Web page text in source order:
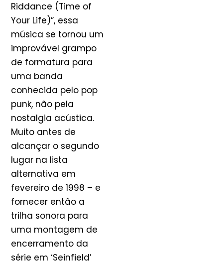
Riddance (Time of
Your Life)”, essa
música se tornou um
improvável grampo
de formatura para
uma banda
conhecida pelo pop
punk, não pela
nostalgia acústica.
Muito antes de
alcançar o segundo
lugar na lista
alternativa em
fevereiro de 1998 – e
fornecer então a
trilha sonora para
uma montagem de
encerramento da
série em ‘Seinfield’